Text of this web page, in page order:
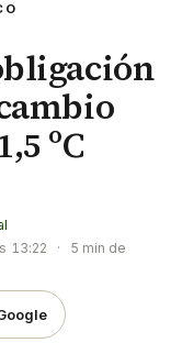
ºC
13:22 ·
5 min de